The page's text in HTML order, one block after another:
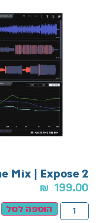
Mix | Expose 2
₪ 199.00
הוספה לסל